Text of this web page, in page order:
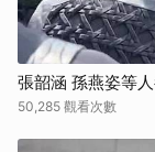
張韶涵 孫燕姿等
50,285 觀看次數